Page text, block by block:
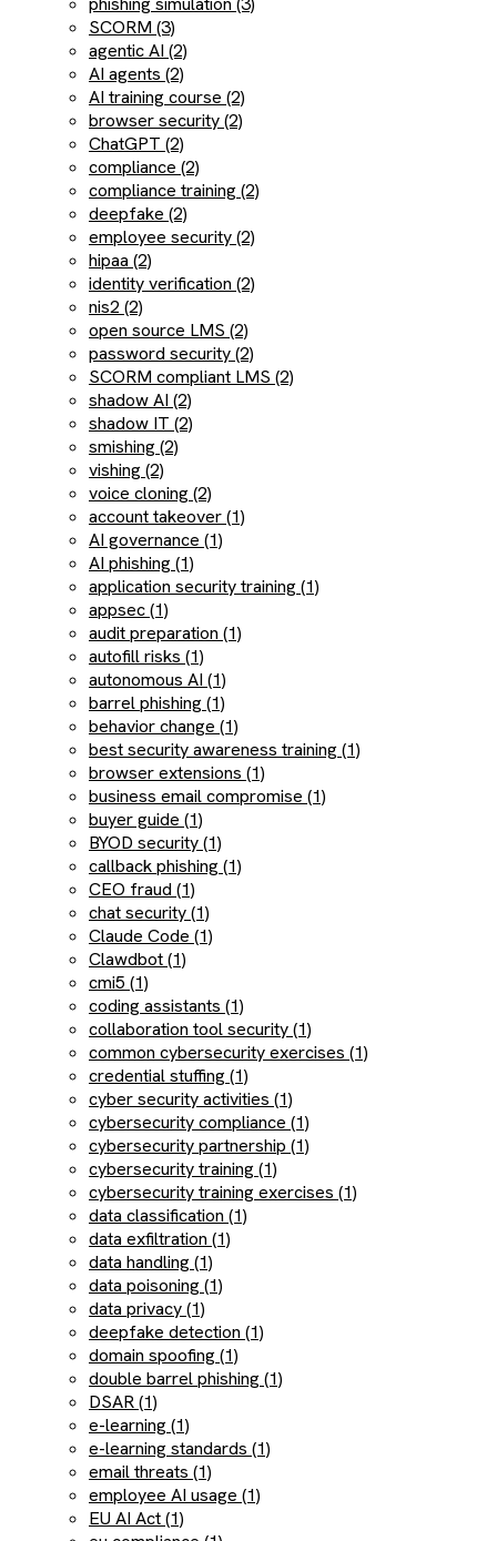
SCORM (3)
agentic AI (2)
AI agents (2)
AI training course (2)
browser security (2)
ChatGPT (2)
compliance (2)
compliance training (2)
deepfake (2)
employee security (2)
hipaa (2)
identity verification (2)
nis2 (2)
open source LMS (2)
password security (2)
SCORM compliant LMS (2)
shadow AI (2)
shadow IT (2)
smishing (2)
vishing (2)
voice cloning (2)
account takeover (1)
AI governance (1)
AI phishing (1)
application security training (1)
appsec (1)
audit preparation (1)
autofill risks (1)
autonomous AI (1)
barrel phishing (1)
behavior change (1)
best security awareness training (1)
browser extensions (1)
business email compromise (1)
buyer guide (1)
BYOD security (1)
callback phishing (1)
CEO fraud (1)
chat security (1)
Claude Code (1)
Clawdbot (1)
cmi5 (1)
coding assistants (1)
collaboration tool security (1)
common cybersecurity exercises (1)
credential stuffing (1)
cyber security activities (1)
cybersecurity compliance (1)
cybersecurity partnership (1)
cybersecurity training (1)
cybersecurity training exercises (1)
data classification (1)
data exfiltration (1)
data handling (1)
data poisoning (1)
data privacy (1)
deepfake detection (1)
domain spoofing (1)
double barrel phishing (1)
DSAR (1)
e-learning (1)
e-learning standards (1)
email threats (1)
employee AI usage (1)
EU AI Act (1)